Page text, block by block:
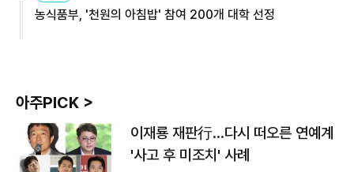
농식품부, '천원의 아침밥' 참여 200개 대학 선정
아주PICK >
이재룡 재판行…다시 떠오른 연예계
'사고 후 미조치' 사례